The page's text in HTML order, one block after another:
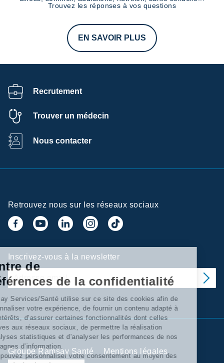
Trouvez les réponses à vos questions
EN SAVOIR PLUS
Recrutement
Trouver un médecin
Nous contacter
Retrouvez nous sur les réseaux sociaux
Inscrivez-vous à la newsletter
Groupe Ramsay Santé
Mentions légales
Centre de
préférences de la confidentialité
Ramsay Services/Santé utilise sur ce site des cookies afin de
personnaliser votre expérience, de fournir un contenu adapté à
vos intérêts, d’assurer certaines fonctionnalités dont celles
relatives aux réseaux sociaux, de permettre la réalisation
d’'analyses statistiques et d’analyser les performances de nos
campagnes d’information.
Vous pouvez personnaliser votre consentement au moyen des